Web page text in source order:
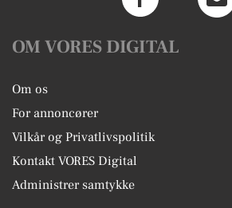
OM VORES DIGITAL
Om os
For annoncører
Vilkår og Privatlivspolitik
Kontakt VORES Digital
Administrer samtykke